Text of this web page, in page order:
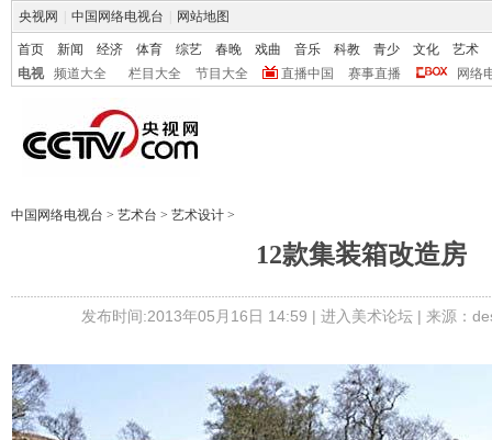
央视网 中国网络电视台 网站地图
首页 新闻 经济 体育 综艺 春晚 戏曲 音乐 科教 青少 文化
艺术
电视
频道大全 栏目大全 节目大全 直播中国 赛事直播 网络
中国网络电视台 > 艺术台 > 艺术设计 >
12款集装箱改造房
发布时间:2013年05月16日 14:59 | 进入美术论坛| 来源：